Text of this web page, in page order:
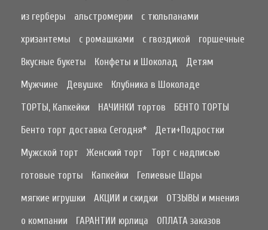
из герберы
альстромерии
с тюльпанами
хризантемы
с ромашками с гвоздикой
горшечные
Вкусные букеты
Конфеты и Шоколад
Детям
Мужчине
Девушке
Клубника в Шоколаде
ТОРТЫ, Капкейки
НАЧИНКИ тортов
БЕНТО ТОРТЫ
Бенто торт доставка Сегодня*
Дети+Подростки
Мужской торт
Женский торт
Торт с надписью
готовые торты
Капкейки
Гелиевые Шары
мягкие игрушки
АКЦИИ и скидки
ОТЗЫВЫ и мнения
о компании
ГАРАНТИИ юрлица
ОПЛАТА заказов